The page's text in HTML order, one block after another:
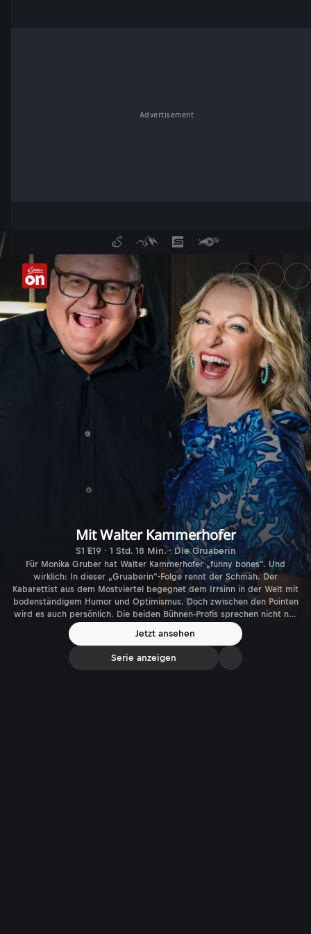
Advertisement
Monika Gruber und Walter
Mit Walter Kammerhofer
S1 E19 · 1 Std. 18 Min. · Die Gruaberin
Für Monika Gruber hat Walter Kammerhofer „funny bones“. Und
wirklich: In dieser „Gruaberin“-Folge rennt der Schmäh. Der
Kabarettist aus dem Mostviertel begegnet dem Irrsinn in der Welt mit
bodenständigem Humor und Optimismus. Doch zwischen den Pointen
wird es auch persönlich. Die beiden Bühnen-Profis sprechen nicht nur
über die Tücken des Berufslebens, sondern teilen auch sehr private
Einblicke. Kein Wunder, dass Walter Kammerhofer nicht nur im
Mostviertel „weltberühmt“ ist.
Jetzt ansehen
Serie anzeigen